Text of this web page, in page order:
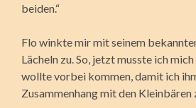
beiden.“
Flo winkte mir mit seinem
Lächeln zu. So, jetzt musste ich
wollte vorbei kommen, damit ich
Zusammenhang mit den Kleinbären